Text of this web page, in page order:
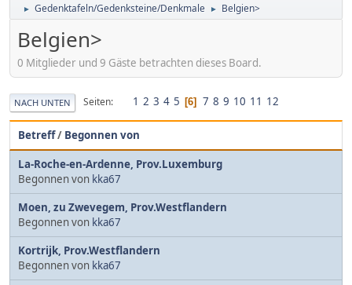
► Gedenktafeln/Gedenksteine/Denkmale ► Belgien>
Belgien>
0 Mitglieder und 9 Gäste betrachten dieses Board.
NACH UNTEN Seiten 1 2 3 4 5 6 7 8 9 10 11 12
Betreff/ Begonnen von
La-Roche-en-Ardenne, Prov.Luxemburg
Begonnen von kka67
Moen, zu Zwevegem, Prov.Westflandern
Begonnen von kka67
Kortrijk, Prov.Westflandern
Begonnen von kka67